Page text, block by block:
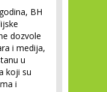
BH
dozvole
i medija,
u
koji su
i